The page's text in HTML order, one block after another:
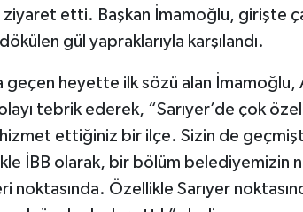
ziyaret etti. Başkan İmamoğlu, girişte
gül yapraklarıyla karşılandı.
geçen heyette ilk sözü alan İmamoğlu,
tebrik ederek, “Sarıyer’de çok
hizmet ettiğiniz bir ilçe. Sizin de
İBB olarak, bir bölüm belediyemizin
noktasında. Özellikle Sarıyer